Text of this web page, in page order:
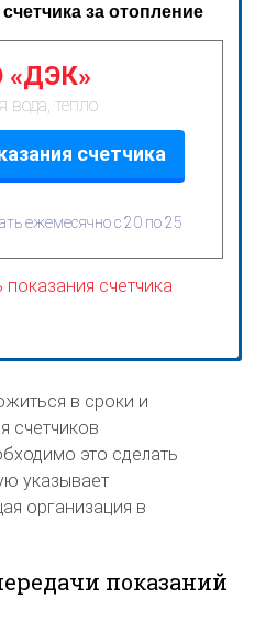
за отопление
«ДЭК»
вода, тепло
счетчика
ежемесячно с 20 по 25
счетчика
в сроки и
счетчиков
это сделать
указывает
организация в
показаний